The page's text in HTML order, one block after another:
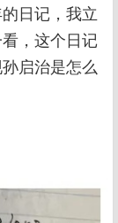
日记，我立
，这个日记
启治是怎么